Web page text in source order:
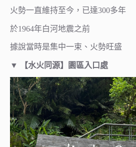
火勢一直維持至今，已達300多年
於1964年白河地震之前
據說當時是集中一束、火勢旺盛
▼ 【水火同源】園區入口處